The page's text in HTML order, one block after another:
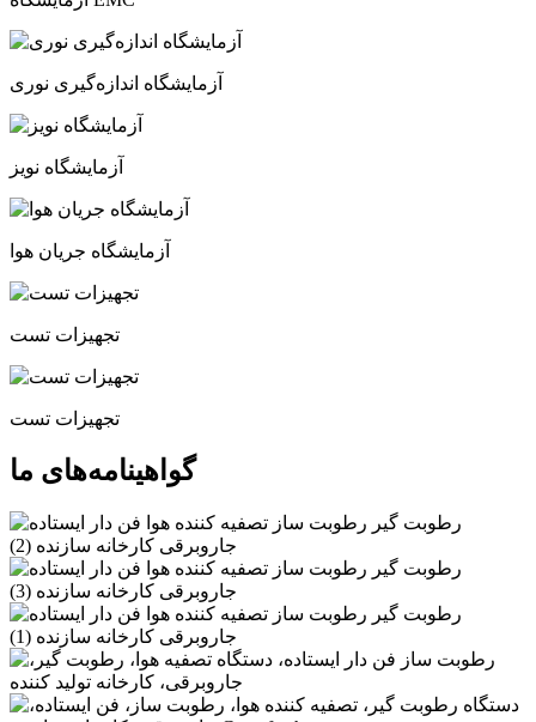
آزمایشگاه اندازه‌گیری نوری
آزمایشگاه نویز
آزمایشگاه جریان هوا
تجهیزات تست
تجهیزات تست
گواهینامه‌های ما